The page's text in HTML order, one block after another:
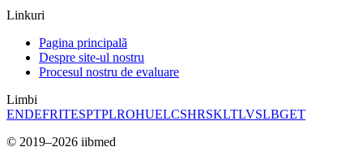
Linkuri
Pagina principalã
Despre site-ul nostru
Procesul nostru de evaluare
Limbi
ENDEFRITESPTPLROHUELCSHRSKLTLVSLBGET
© 2019–2026 iibmed